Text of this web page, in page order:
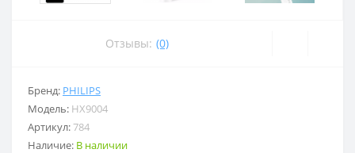
Отзывы: (0)
Бренд: PHILIPS
Модель: HX9004
Артикул:784
Наличие: В наличии